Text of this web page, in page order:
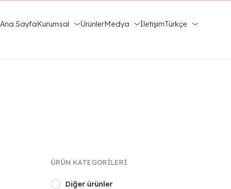
Ana SayfaKurumsal ÜrünlerMedya İletişimTürkçe
ÜRÜN KATEGORILERI
Diğer ürünler